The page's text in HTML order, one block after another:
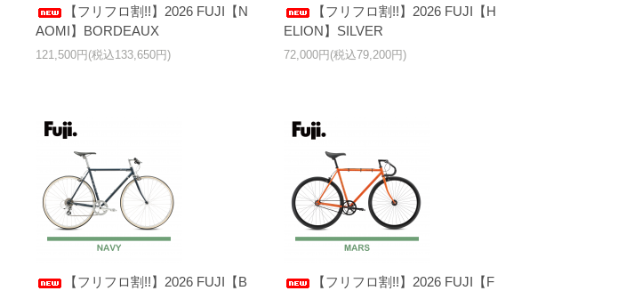
【フリフロ割!!】2026 FUJI【N
AOMI】BORDEAUX
121,500円(税込133,650円)
【フリフロ割!!】2026 FUJI【H
ELION】SILVER
72,000円(税込79,200円)
【フリフロ割!!】2026 FUJI【B
【フリフロ割!!】2026 FUJI【F